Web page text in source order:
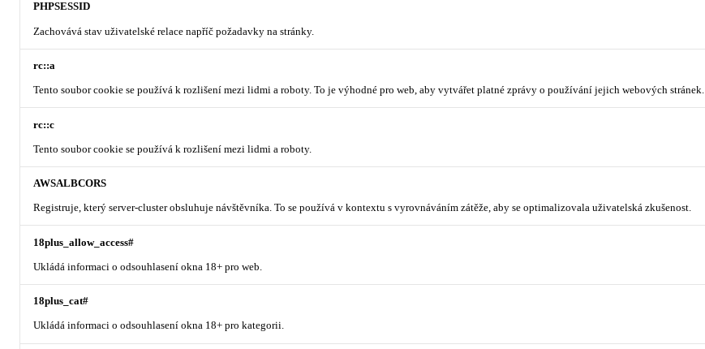
PHPSESSID
Zachovává stav uživatelské relace napříč požadavky na stránky.
rc::a
Tento soubor cookie se používá k rozlišení mezi lidmi a roboty. To je výhodné pro web, aby vytvářet platné zprávy o používání jejich webových stránek.
rc::c
Tento soubor cookie se používá k rozlišení mezi lidmi a roboty.
AWSALBCORS
Registruje, který server-cluster obsluhuje návštěvníka. To se používá v kontextu s vyrovnáváním zátěže, aby se optimalizovala uživatelská zkušenost.
18plus_allow_access#
Ukládá informaci o odsouhlasení okna 18+ pro web.
18plus_cat#
Ukládá informaci o odsouhlasení okna 18+ pro kategorii.